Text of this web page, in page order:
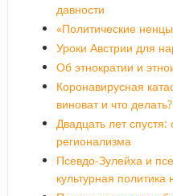
давности
«Политические
Уроки Австрии для
Об этнократии и
Коронавирусная
виноват и что делать?
Двадцать лет спустя:
регионализма
Псевдо-Зулейха и
культурная